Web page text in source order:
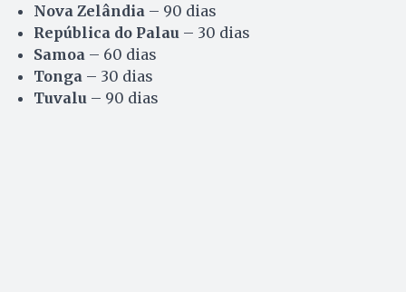
Nova Zelândia – 90 dias
República do Palau – 30 dias
Samoa – 60 dias
Tonga – 30 dias
Tuvalu – 90 dias